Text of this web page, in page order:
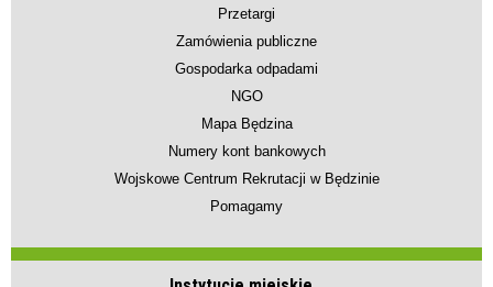
Przetargi
Zamówienia publiczne
Gospodarka odpadami
NGO
Mapa Będzina
Numery kont bankowych
Wojskowe Centrum Rekrutacji w Będzinie
Pomagamy